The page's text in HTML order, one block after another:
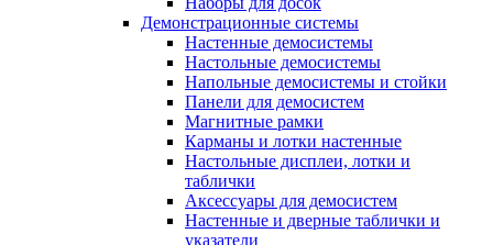
Демонстрационные системы
Настенные демосистемы
Настольные демосистемы
Напольные демосистемы и стойки
Панели для демосистем
Магнитные рамки
Карманы и лотки настенные
Настольные дисплеи, лотки и
таблички
Аксессуары для демосистем
Настенные и дверные таблички и
указатели